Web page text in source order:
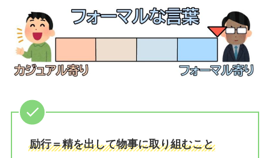
励行＝精を出して物事に取り組むこと